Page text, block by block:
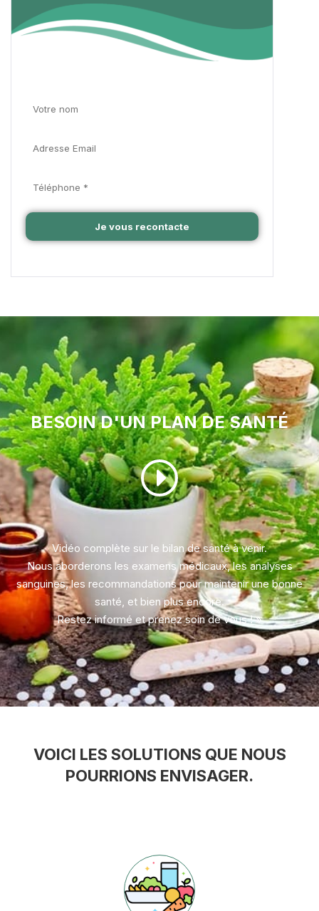
BESOIN D'UN PLAN DE SANTÉ
Vidéo complète sur le bilan de santé à venir.
Nous aborderons les examens médicaux, les analyses
sanguines, les recommandations pour maintenir une bonne
santé, et bien plus encore.
Restez informé et prenez soin de vous ! »
VOICI LES SOLUTIONS QUE NOUS
POURRIONS ENVISAGER.